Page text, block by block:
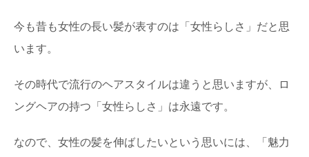
肩こりの原因は姿勢にあり！デスクワークの
魚の味噌煮を食べたい！サバ以外で味噌煮が
美味しい魚の味噌煮・・たまにはサバ以外の魚でも味噌煮
を作ってみようかな。 しかし、どんな魚が味...
今も昔も女性の長い髪が表すのは「女性らしさ」だと思
います。
その時代で流行のヘアスタイルは違うと思いますが、ロ
ングヘアの持つ「女性らしさ」は永遠です。
なので、女性の髪を伸ばしたいという思いには、「魅力